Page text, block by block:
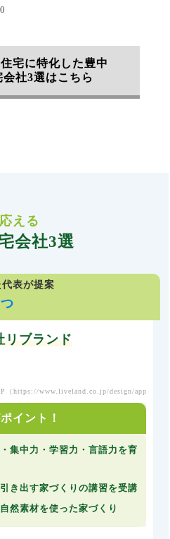
宅に特化した豊中
社3選はこちら
える
会社3選
代表が提案
リブランド
（https://www.liveland.co.jp/design/
イント！
集中力・学習力・言語力を育
き出す家づくりの講習を受講
然素材を使った家づくり